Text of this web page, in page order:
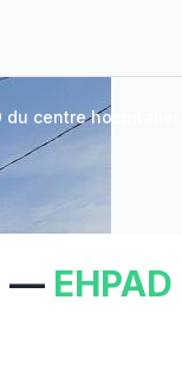
du centre hospitalier
— EHPAD